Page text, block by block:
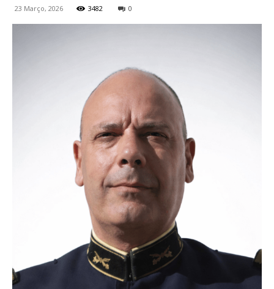
23 Março, 2026 3482 0